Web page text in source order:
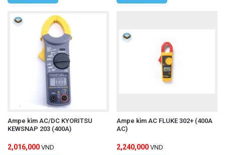
Ampe kìm AC/DC KYORITSU
KEWSNAP 203 (400A)
2,016,000 VND
Ampe kìm AC FLUKE 302+ (400A
AC)
2,240,000 VND